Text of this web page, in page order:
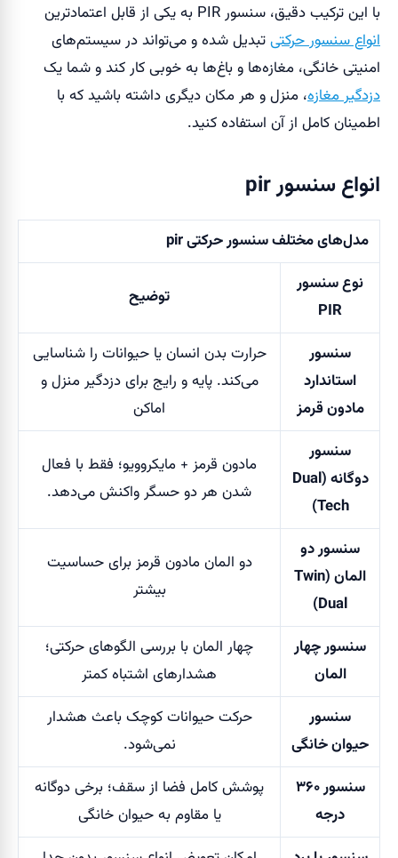
با این ترکیب دقیق، سنسور PIR به یکی از قابل اعتمادترین
انواع سنسور حرکتیتبدیل شده و می‌تواند در سیستم‌های
امنیتی خانگی، مغازه‌ها و باغ‌ها به خوبی کار کند و شما یک
دزدگیر مغازه، منزل و هر مکان دیگری داشته باشید که با
اطمینان کامل از آن استفاده کنید.
انواع سنسور pir
مدل‌های مختلف سنسور حرکتیpir
نوع سنسور
PIR
توضیح
سنسور
استاندارد
مادون قرمز
حرارت بدن انسان یا حیوانات را شناسایی
می‌کند. پایه و رایج برای دزدگیر منزل و
اماکن
سنسور
دوگانه (Dual
Tech)
مادون قرمز + مایکروویو؛ فقط با فعال
شدن هر دو حسگر واکنش می‌دهد.
سنسور دو
المان (Twin
Dual)
دو المان مادون قرمز برای حساسیت
بیشتر
سنسور چهار
المان
چهار المان با بررسی الگوهای حرکتی؛
هشدارهای اشتباه کمتر
سنسور
حیوان خانگی
حرکت حیوانات کوچک باعث هشدار
نمی‌شود.
سنسور ۳۶۰
درجه
پوشش کامل فضا از سقف؛ برخی دوگانه
یا مقاوم به حیوان خانگی